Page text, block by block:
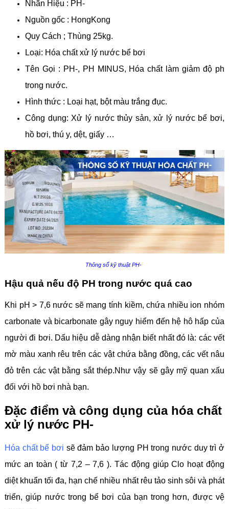
Nhãn Hiệu : PH-
Nguồn gốc : HongKong
Quy Cách ; Thùng 25kg.
Loại: Hóa chất xử lý nước bể bơi
Tên Gọi : PH-, PH MINUS, Hóa chất làm giảm độ ph
trong nước.
Hình thức : Loại hạt, bột màu trắng đục.
Công dụng: Xử lý nước thủy sản, xử lý nước bể bơi,
hồ bơi, thú y, dệt, giấy …
Thông số kỹ thuật PH-
Hậu quả nếu độ PH trong nước quá cao
Khi pH > 7,6 nước sẽ mang tính kiềm, chứa nhiều ion nhóm
carbonate và bicarbonate gây nguy hiểm đến hệ hô hấp của
người đi bơi. Dấu hiệu dễ dàng nhận biết nhất đó là: các vết
mờ màu xanh rêu trên các vật chứa bằng đồng, các vết nâu
đỏ trên các vật bằng sắt thép.Như vậy sẽ gây mỹ quan xấu
đối với hồ bơi nhà bạn.
Đặc điểm và công dụng của hóa chất
xử lý nước PH-
Hóa chất bể bơi sẽ đảm bảo lượng PH trong nước duy trì ở
mức an toàn ( từ 7,2 – 7,6 ).Tác động giúp Clo hoạt động
diệt khuẩn tối đa, hạn chế nhiều nhất rêu tảo sinh sôi và phát
triển, giúp nước trong bể bơi của bạn trong hơn, được vệ